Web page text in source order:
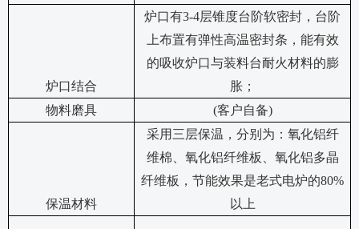
炉口结合
炉口有3-4层锥度台阶软密封，台阶
上布置有弹性高温密封条，能有效
的吸收炉口与装料台耐火材料的膨
胀；
物料磨具
(客户自备)
保温材料
采用三层保温，分别为：氧化铝纤
维棉、氧化铝纤维板、氧化铝多晶
纤维板，节能效果是老式电炉的80%
以上